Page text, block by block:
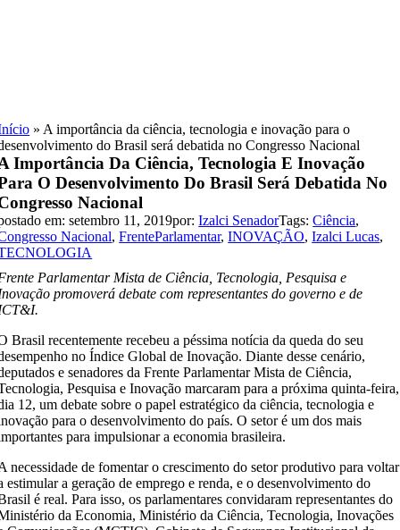
» A importância da ciência, tecnologia e inovação para o
do Brasil será debatida no Congresso Nacional
Importância Da Ciência, Tecnologia E Inovação
O Desenvolvimento Do Brasil Será Debatida No
Nacional
em: setembro 11, 2019por:Izalci SenadorTags:Ciência,
Nacional,FrenteParlamentar,INOVAÇÃO,Izalci Lucas,
Parlamentar Mista de Ciência, Tecnologia, Pesquisa e
promoverá debate com representantes do governo e de
Brasil recentemente recebeu a péssima notícia da queda do seu
no Índice Global de Inovação. Diante desse cenário,
e senadores da Frente Parlamentar Mista de Ciência,
Pesquisa e Inovação marcaram para a próxima quinta-feira,
12, um debate sobre o papel estratégico da ciência, tecnologia e
para o desenvolvimento do país. O setor é um dos mais
para impulsionar a economia brasileira.
necessidade de fomentar o crescimento do setor produtivo para voltar
estimular a geração de emprego e renda, e o desenvolvimento do
é real. Para isso, os parlamentares convidaram representantes do
da Economia, Ministério da Ciência, Tecnologia, Inovações